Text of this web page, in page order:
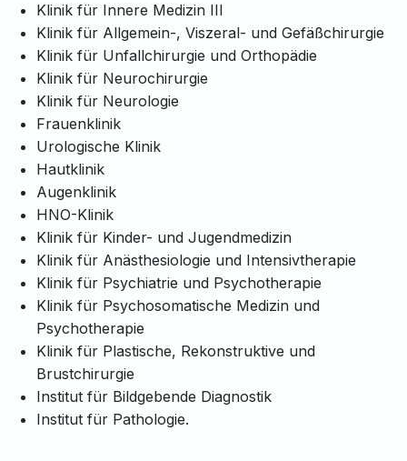
Klinik für Innere Medizin III
Klinik für Allgemein-, Viszeral- und Gefäßchirurgie
Klinik für Unfallchirurgie und Orthopädie
Klinik für Neurochirurgie
Klinik für Neurologie
Frauenklinik
Urologische Klinik
Hautklinik
Augenklinik
HNO-Klinik
Klinik für Kinder- und Jugendmedizin
Klinik für Anästhesiologie und Intensivtherapie
Klinik für Psychiatrie und Psychotherapie
Klinik für Psychosomatische Medizin und
Psychotherapie
Klinik für Plastische, Rekonstruktive und
Brustchirurgie
Institut für Bildgebende Diagnostik
Institut für Pathologie.